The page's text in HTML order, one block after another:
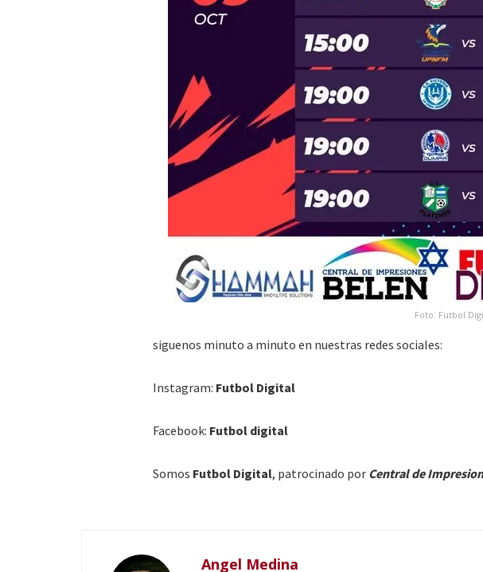
Foto: Futbol
siguenos minuto a minuto en nuestras redes sociales:
Instagram: Futbol Digital
Facebook: Futbol digital
Somos Futbol Digital, patrocinado por Central de
Angel Medina